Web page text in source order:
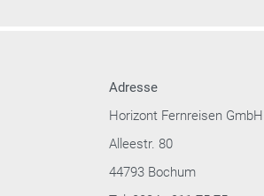
Adresse
Horizont Fernreisen GmbH
Alleestr. 80
44793 Bochum